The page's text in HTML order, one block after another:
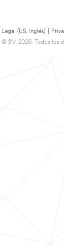
Legal (US, Inglés)
© 3M 2026. Todos los